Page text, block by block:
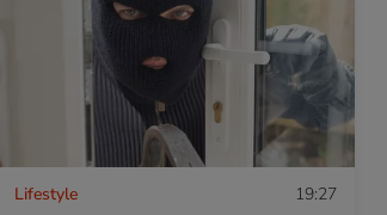
Lifestyle 19:27